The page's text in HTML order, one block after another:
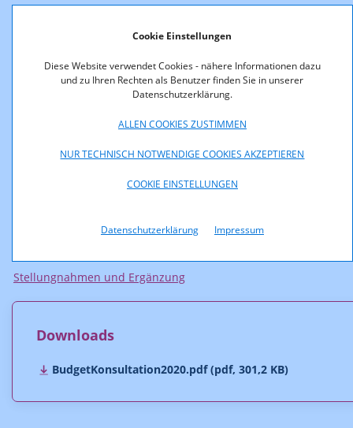
Cookie Einstellungen
Diese Website verwendet Cookies - nähere Informationen dazu
und zu Ihren Rechten als Benutzer finden Sie in unserer
Datenschutzerklärung.
ALLEN COOKIES ZUSTIMMEN
NUR TECHNISCH NOTWENDIGE COOKIES AKZEPTIEREN
COOKIE EINSTELLUNGEN
Datenschutzerklärung Impressum
2020” an
Rundfunk und Telekom Regulierungs-GmbH
werden nach Abschluss der Konsultation auf der Website der
Stellungnahmen und Ergänzung
Downloads
BudgetKonsultation2020.pdf (pdf, 301,2 KB)